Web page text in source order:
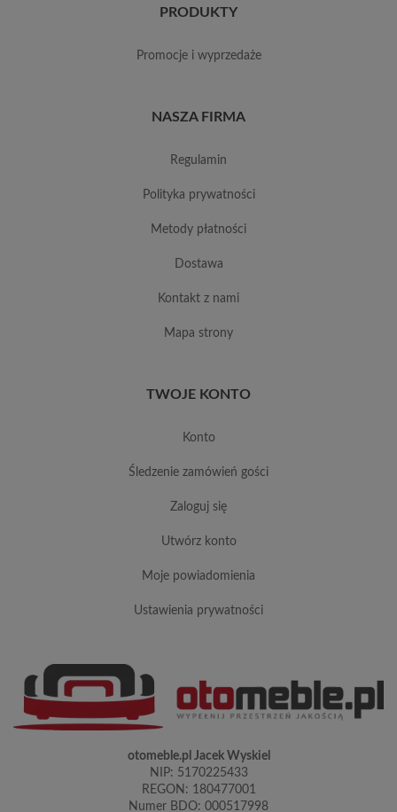
PRODUKTY
promocje i wyprzedaże
NASZA FIRMA
regulamin
polityka prywatności
metody płatności
dostawa
kontakt z nami
mapa strony
TWOJE KONTO
konto
śledzenie zamówień gości
zaloguj się
utwórz konto
moje powiadomienia
ustawienia prywatności
otomeble.pl Jacek Wyskiel
NIP: 5170225433
REGON: 180477001
Numer BDO: 000517998